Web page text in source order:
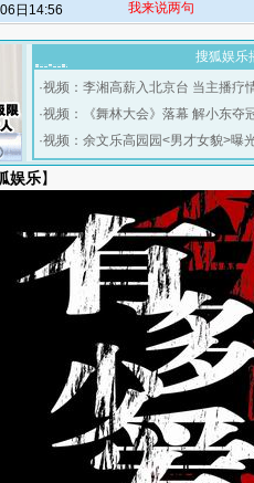
日14:56 我来说两句
搜狐娱乐
·视频：李湘高薪入北京台 当主播疗
·视频：《舞林大会》落幕 解小东夺
·视频：余文乐高园园<男才女貌>曝
娱乐】